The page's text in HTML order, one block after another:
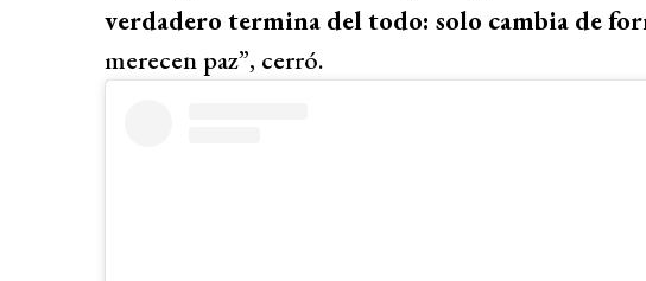
verdadero termina del todo: solo cambia de
merecen paz”, cerró.